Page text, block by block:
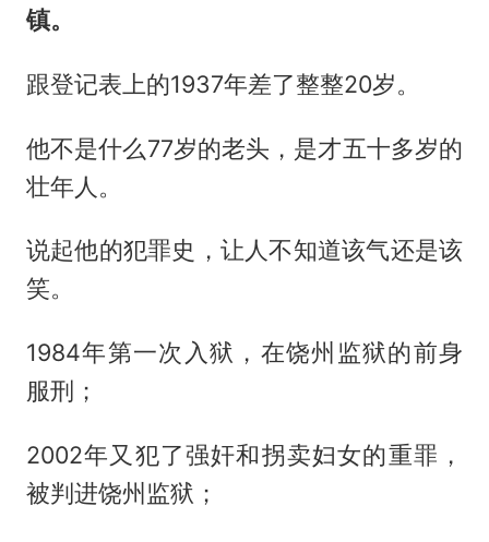
镇。
跟登记表上的1937年差了整整20岁。
他不是什么77岁的老头，是才五十多岁的
壮年人。
说起他的犯罪史，让人不知道该气还是该
笑。
1984年第一次入狱，在饶州监狱的前身
服刑；
2002年又犯了强奸和拐卖妇女的重罪，
被判进饶州监狱；